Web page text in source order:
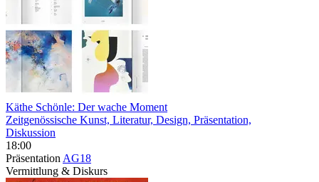
Käthe Schönle: Der wache Moment
Zeitgenössische Kunst, Literatur, Design, Präsentation,
Diskussion
18:00
Präsentation AG18
Vermittlung & Diskurs